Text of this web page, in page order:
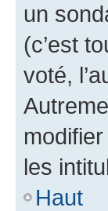
un
(c’est
voté,
les
Haut